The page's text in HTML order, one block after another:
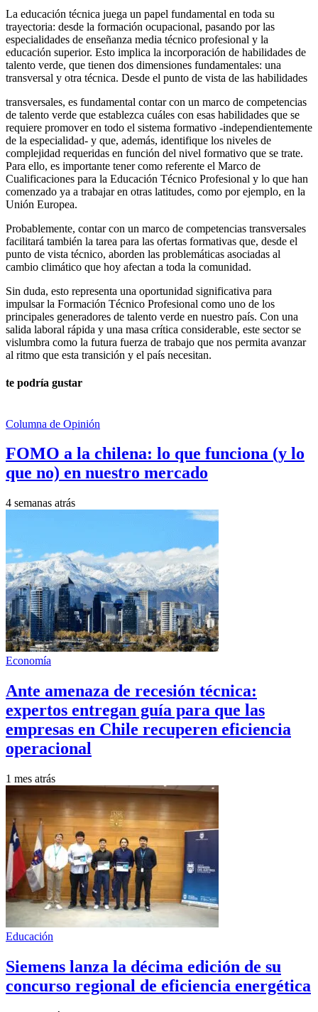
La educación técnica juega un papel fundamental en toda su
trayectoria: desde la formación ocupacional, pasando por las
especialidades de enseñanza media técnico profesional y la
educación superior. Esto implica la incorporación de habilidades de
talento verde, que tienen dos dimensiones fundamentales: una
transversal y otra técnica. Desde el punto de vista de las habilidades
transversales, es fundamental contar con un marco de competencias
de talento verde que establezca cuáles con esas habilidades que se
requiere promover en todo el sistema formativo -independientemente
de la especialidad- y que, además, identifique los niveles de
complejidad requeridas en función del nivel formativo que se trate.
Para ello, es importante tener como referente el Marco de
Cualificaciones para la Educación Técnico Profesional y lo que han
comenzado ya a trabajar en otras latitudes, como por ejemplo, en la
Unión Europea.
Probablemente, contar con un marco de competencias transversales
facilitará también la tarea para las ofertas formativas que, desde el
punto de vista técnico, aborden las problemáticas asociadas al
cambio climático que hoy afectan a toda la comunidad.
Sin duda, esto representa una oportunidad significativa para
impulsar la Formación Técnico Profesional como uno de los
principales generadores de talento verde en nuestro país. Con una
salida laboral rápida y una masa crítica considerable, este sector se
vislumbra como la futura fuerza de trabajo que nos permita avanzar
al ritmo que esta transición y el país necesitan.
te podría gustar
Columna de Opinión
FOMO a la chilena: lo que funciona (y lo
que no) en nuestro mercado
4 semanas atrás
Economía
Ante amenaza de recesión técnica:
expertos entregan guía para que las
empresas en Chile recuperen eficiencia
operacional
1 mes atrás
Educación
Siemens lanza la décima edición de su
concurso regional de eficiencia energética